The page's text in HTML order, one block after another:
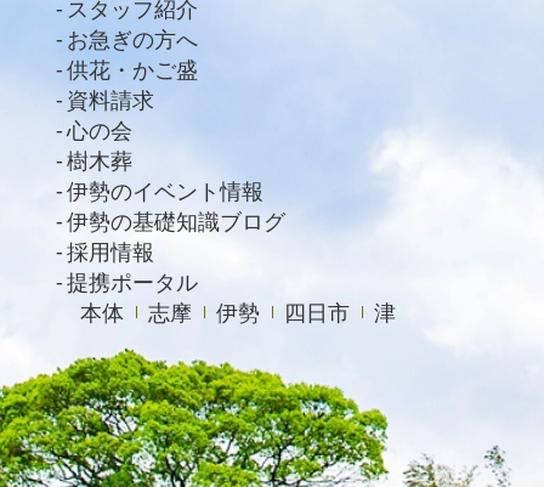
2021年1月
2020年12月
2020年11月
2020年10月
2020年9月
2020年8月
2020年7月
2020年6月
2020年4月
スタッフ紹介
お急ぎの方へ
供花・かご盛
資料請求
心の会
樹木葬
伊勢のイベント情報
伊勢の基礎知識ブログ
採用情報
提携ポータル
本体
志摩 伊勢 四日市 津